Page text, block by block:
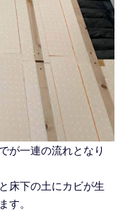
が一連の流れとなり
床下の土にカビが生
す。